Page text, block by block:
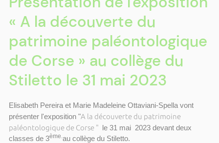
« A la découverte du
patrimoine paléontologique
de Corse » au collège du
Stiletto le 31 mai 2023
Elisabeth Pereira et Marie Madeleine Ottaviani-Spella vont
présenter l'exposition "A la découverte du patrimoine
paléontologique de Corse "
le 31 mai 2023 devant deux
classes de 3ème. au collège du Stiletto.